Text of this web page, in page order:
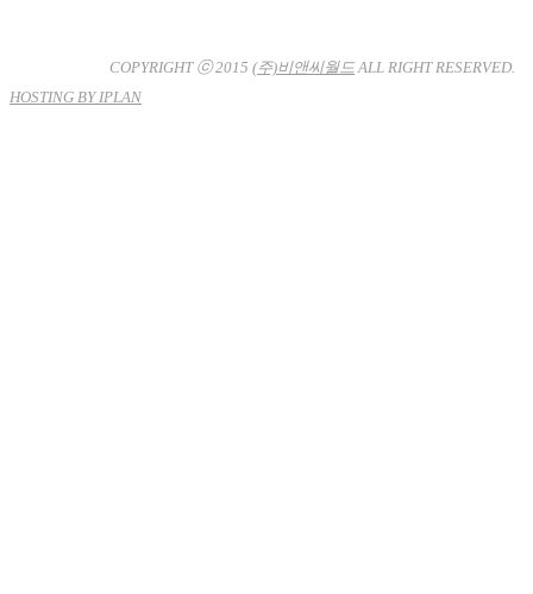
COPYRIGHT ⓒ 2015 (주)비앤씨월드ALL RIGHT RESERVED.
HOSTING BY IPLAN